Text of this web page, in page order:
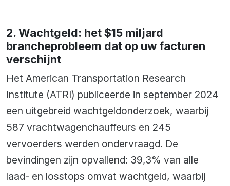
2. Wachtgeld: het $15 miljard
brancheprobleem dat op uw facturen
verschijnt
Het American Transportation Research
Institute (ATRI) publiceerde in september 2024
een uitgebreid wachtgeldonderzoek, waarbij
587 vrachtwagenchauffeurs en 245
vervoerders werden ondervraagd. De
bevindingen zijn opvallend: 39,3% van alle
laad- en losstops omvat wachtgeld, waarbij